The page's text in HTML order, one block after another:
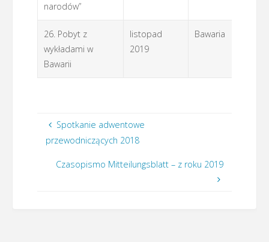
narodów”
26. Pobyt z
wykładami w
Bawarii
listopad
2019
Bawaria
Spotkanie adwentowe
przewodniczących 2018
Czasopismo Mitteilungsblatt – z roku 2019